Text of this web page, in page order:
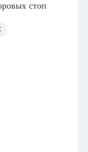
стоп